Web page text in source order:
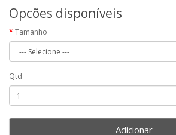
Opcões disponíveis
Tamanho
Qtd
Adicionar